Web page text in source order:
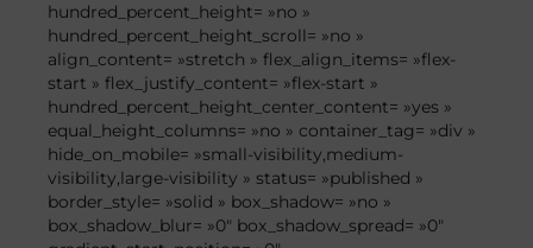
hundred_percent_height= »no »
hundred_percent_height_scroll= »no »
align_content= »stretch » flex_align_items= »flex-
start » flex_justify_content= »flex-start »
hundred_percent_height_center_content= »yes »
equal_height_columns= »no » container_tag= »div »
hide_on_mobile= »small-visibility,medium-
visibility,large-visibility » status= »published »
border_style= »solid » box_shadow= »no »
box_shadow_blur= »0″ box_shadow_spread= »0″